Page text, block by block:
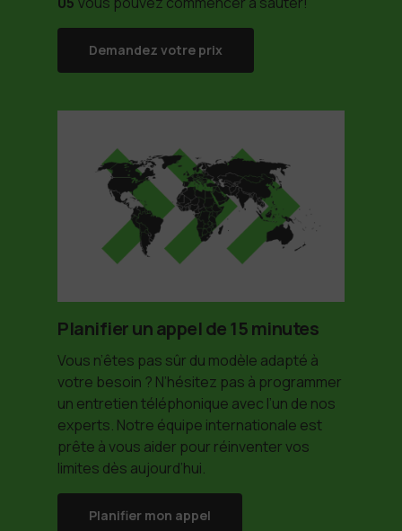
Demandez votre prix
Planifier un appel de 15 minutes
Vous n’êtes pas sûr du modèle adapté à
votre besoin ? N’hésitez pas à programmer
un entretien téléphonique avec l’un de nos
experts. Notre équipe internationale est
prête à vous aider pour réinventer vos
limites dès aujourd’hui.
Planifier mon appel